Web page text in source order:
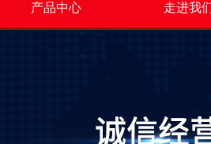
产品中心 走进我